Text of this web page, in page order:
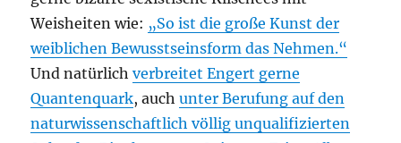
Weisheiten wie: „So ist die große Kunst der
weiblichen Bewusstseinsform das Nehmen.“
Und natürlichverbreitet Engert gerne
Quantenquark, auchunter Berufung auf den
naturwissenschaftlich völlig unqualifizierten